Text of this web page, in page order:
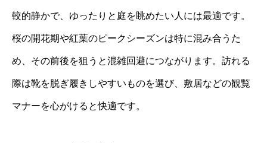
較的静かで、ゆったりと庭を眺めたい人には最適です。
桜の開花期や紅葉のピークシーズンは特に混み合うた
め、その前後を狙うと混雑回避につながります。訪れる
際は靴を脱ぎ履きしやすいものを選び、敷居などの観覧
マナーを心がけると快適です。